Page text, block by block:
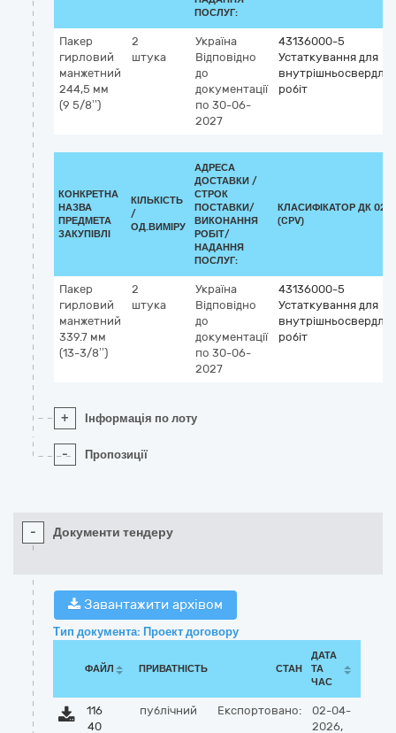
ПОСЛУГ:
Пакер
гирловий
манжетний
244,5 мм
(9 5/8’’)
2
штука
Україна
Відповідно
до
документації
по 30-06-
2027
43136000-5
Устаткування для
робіт
КОНКРЕТНА
НАЗВА
ПРЕДМЕТА
ЗАКУПІВЛІ
КІЛЬКІСТЬ
/
ОД.ВИМІРУ
АДРЕСА
ДОСТАВКИ /
СТРОК
ПОСТАВКИ/
ВИКОНАННЯ
РОБІТ/
НАДАННЯ
ПОСЛУГ:
КЛАСИФІКАТОР ДК
(CPV)
Пакер
гирловий
манжетний
339.7 мм
(13-3/8’’)
2
штука
Україна
Відповідно
до
документації
по 30-06-
2027
43136000-5
Устаткування для
робіт
+ Інформація по лоту
- Пропозиції
- Документи тендеру
Завантажити архівом
Тип документа: Проект договору
ФАЙЛ ПРИВАТНІСТЬ СТАН
ДАТА
ТА
ЧАС
116
40
публічний Експортовано:
02-04-
2026,